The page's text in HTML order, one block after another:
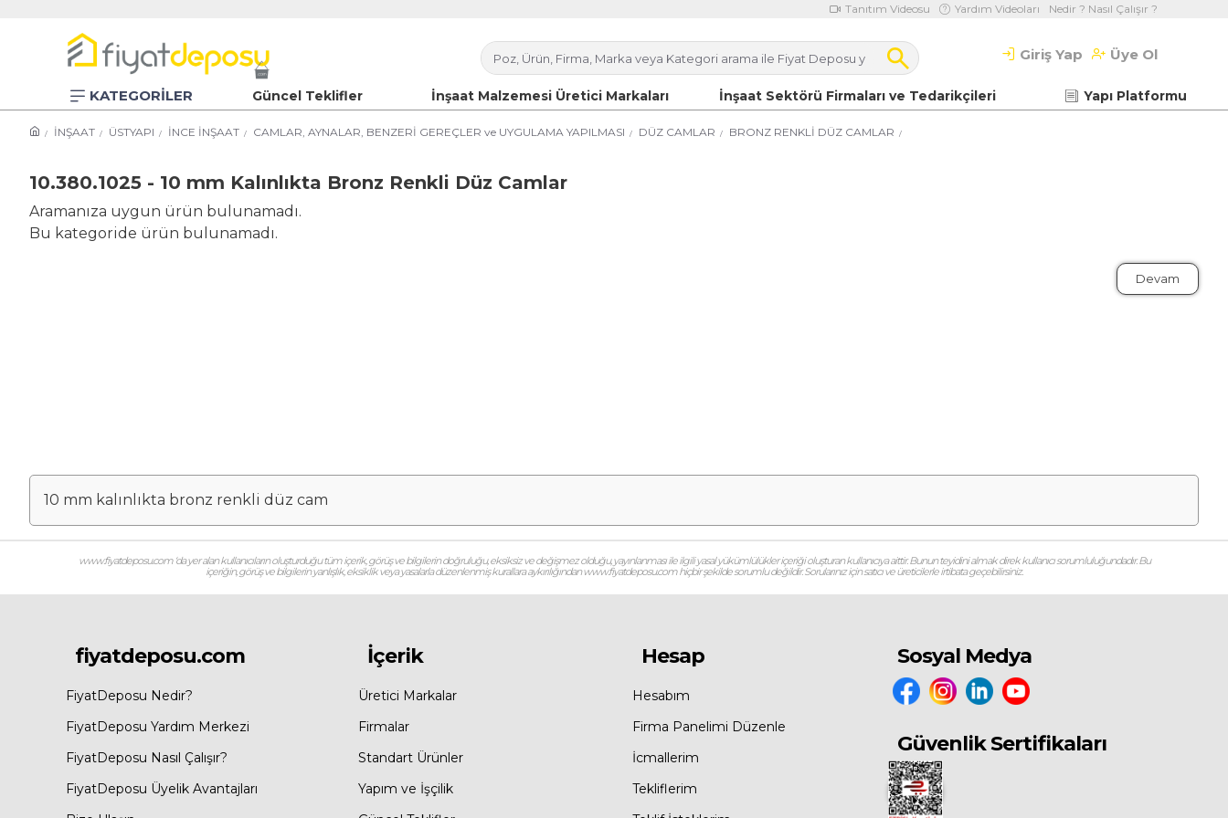
Tanıtım Videosu Yardım Videoları Nedir ? Nasıl Çalışır ?
Giriş Yap Üye Ol
KATEGORİLER Güncel Teklifler İnşaat Malzemesi Üretici Markaları İnşaat Sektörü Firmaları ve Tedarikçileri Yapı Platformu
İNŞAAT ÜSTYAPI İNCE İNŞAAT CAMLAR, AYNALAR, BENZERİ GEREÇLER ve UYGULAMA YAPILMASI DÜZ CAMLAR BRONZ RENKLİ DÜZ CAMLAR
10.380.1025 - 10 mm Kalınlıkta Bronz Renkli Düz Camlar
Aramanıza uygun ürün bulunamadı.
Bu kategoride ürün bulunamadı.
Devam
10 mm kalınlıkta bronz renkli düz cam
www.fiyatdeposu.com ‘da yer alan kullanıcıların oluşturduğu tüm içerik, görüş ve bilgilerin doğruluğu, eksiksiz ve değişmez olduğu, yayınlanması ile ilgili yasal yükümlülükler içeriği oluşturan kullanıcıya aittir. Bunun teyidini almak direk kullanıcı sorumluluğundadır. Bu
içeriğin, görüş ve bilgilerin yanlışlık, eksiklik veya yasalarla düzenlenmiş kurallara aykırılığından www.fiyatdeposu.com hiçbir şekilde sorumlu değildir. Sorularınız için satıcı ve üreticilerle irtibata geçebilirsiniz.
fiyatdeposu.com
FiyatDeposu Nedir?
FiyatDeposu Yardım Merkezi
FiyatDeposu Nasıl Çalışır?
FiyatDeposu Üyelik Avantajları
İçerik
Üretici Markalar
Firmalar
Standart Ürünler
Yapım ve İşçilik
Hesap
Hesabım
Firma Panelimi Düzenle
İcmallerim
Tekliflerim
Sosyal Medya
Güvenlik Sertifikaları